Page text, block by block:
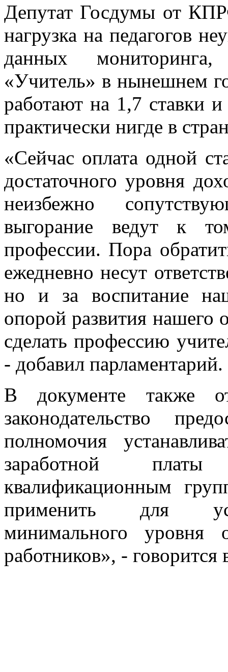
Депутат Госдумы от
нагрузка на педагогов
данных
«Учитель» в нынешнем
работают на 1,7 ставки
практически нигде в
«Сейчас оплата одной
достаточного уровня
неизбежно
выгорание ведут к
профессии. Пора
ежедневно несут
но и за воспитание
опорой развития
сделать профессию
- добавил парламентарий.
В документе также
законодательство
полномочия
заработной
квалификационным
применить для
минимального уровня
работников», -